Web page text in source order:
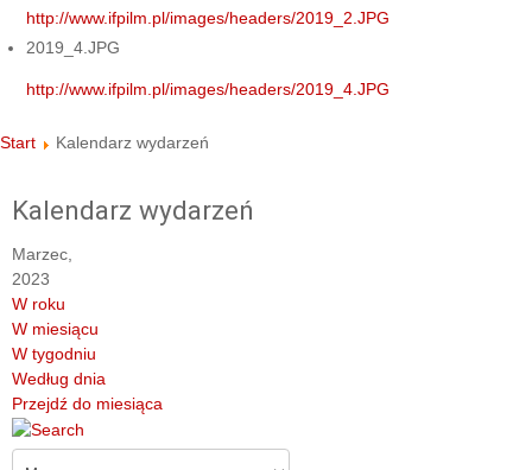
http://www.ifpilm.pl/images/headers/2019_2.JPG
2019_4.JPG
http://www.ifpilm.pl/images/headers/2019_4.JPG
Start Kalendarz wydarzeń
Kalendarz wydarzeń
Marzec,
2023
W roku
W miesiącu
W tygodniu
Według dnia
Przejdź do miesiąca